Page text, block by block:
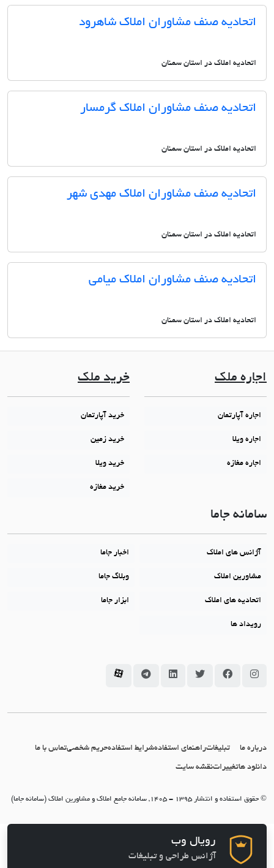
اتحادیه صنف مشاوران املاک شاهرود
اتحادیه املاک در استان سمنان
اتحادیه صنف مشاوران املاک گرمسار
اتحادیه املاک در استان سمنان
اتحادیه صنف مشاوران املاک مهدی شهر
اتحادیه املاک در استان سمنان
اتحادیه صنف مشاوران املاک میامی
اتحادیه املاک در استان سمنان
اجاره ملک
اجاره آپارتمان
اجاره ویلا
اجاره مغازه
خرید ملک
خرید آپارتمان
خرید زمین
خرید ویلا
خرید مغازه
سامانه جاما
آژانس های املاک اخبار جاما
مشاورین املاک وبلاگ جاما
اتحادیه های املاک ابزار جاما
رویداد ها
سامانه جاما در اینستاگرام
سامانه جاما در فیسبوک
سامانه جاما در توئیتر
سامانه جاما در لینکداین
سامانه جاما در تلگرام
سامانه جاما در آپارات
درباره ما تبلیغاتراهنمای استفادهشرایط استفادهحریم شخصیتماس با ما
دانلود هاتغییراتنقشه سایت
© حقوق استفاده و انتشار 1395 - 1405, سامانه جامع املاک و مشاورین املاک (سامانه جاما)
رویال وب
آژانس طراحی و تبلیغات